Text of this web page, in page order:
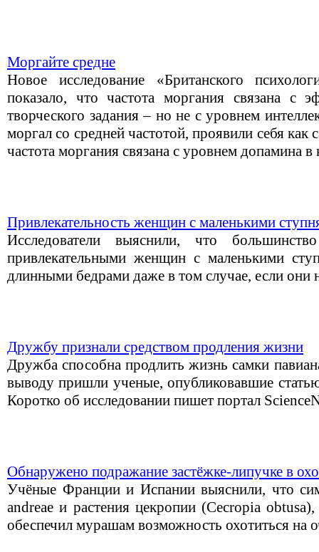
Моргайте средне
Новое исследование «Британского
показало, что частота моргания связана с
творческого задания – но не с уровнем
моргал со средней частотой, проявили себя
частота моргания связана с уровнем допамина в
Привлекательность женщин с маленькими
Исследователи выяснили, что
привлекательными женщин с маленькими
длинными бедрами даже в том случае, если они
Дружбу признали средством продления жизни
Дружба способна продлить жизнь самки
выводу пришли ученые, опубликовавшие
Коротко об исследовании пишет портал
Обнаружено подражание застёжке-липучке в
Учёные Франции и Испании выяснили, что
andreae и растения цекропии (Cecropia
обеспечил мурашам возможность охотиться на